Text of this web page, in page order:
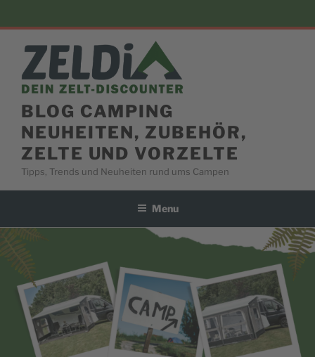
to
BLOG CAMPING
NEUHEITEN, ZUBEHÖR,
ZELTE UND VORZELTE
Tipps, Trends und Neuheiten rund ums Campen
Menu